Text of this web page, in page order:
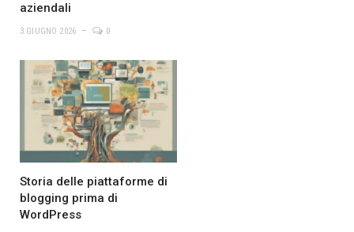
aziendali
3 GIUGNO 2026 0
Storia delle piattaforme di
blogging prima di
WordPress